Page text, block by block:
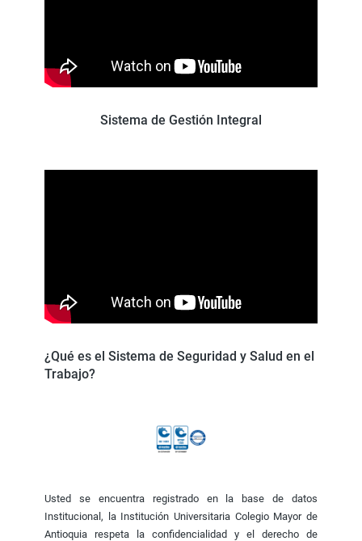
Sistema de Gestión Integral
¿Qué es el Sistema de Seguridad y Salud en el
Trabajo?
Usted se encuentra registrado en la base de datos
Institucional, la Institución Universitaria Colegio Mayor de
Antioquia respeta la confidencialidad y el derecho de